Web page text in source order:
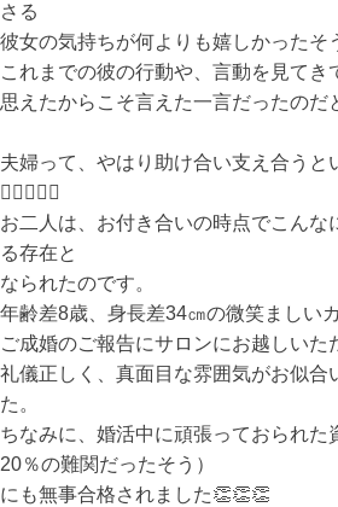
さる
彼女の気持ちが何よりも嬉しかったそ
これまでの彼の行動や、言動を見てき
思えたからこそ言えた一言だったのだ
夫婦って、やはり助け合い支え合うと
👩🏻‍❤️‍👨🏻
お二人は、お付き合いの時点でこんな
る存在と
なられたのです。
年齢差8歳、身長差34㎝の微笑ましい
ご成婚のご報告にサロンにお越しいた
礼儀正しく、真面目な雰囲気がお似合
た。
ちなみに、婚活中に頑張っておられた
20％の難関だったそう）
にも無事合格されました👏👏👏